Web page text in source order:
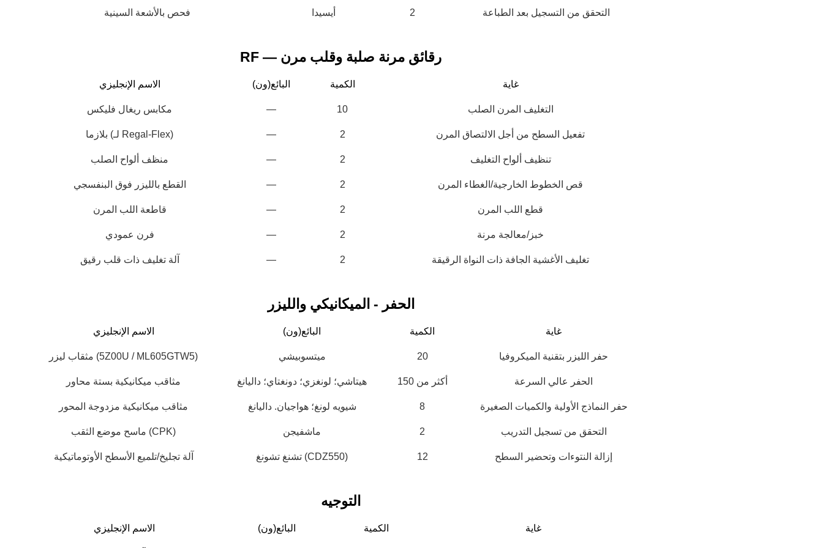
الإلكترونية.
تعريض الدائرة الكهربائية، تعريض الحبر، سرعة
في عملية إنتاج لوحات الدوائر المطبوعة (PCBs)، يعد
حفر الدوائر الإلكترونية المطبوعة - آلة الحفر
تستخدم معدات آلة الحفر الفراغي محاليل كيميائية لحفر
عملية السد - آلة سد الراتنج بالشفط
تعتبر عملية سد الراتنج الفراغي ضرورية في تصنيع
للوحات متعددة الطبقات، والوصلات البينية عالية الكثافة
خط تنظيف لوحات الدوائر المطبوعة ولوحات
نظام متكامل للكشف عن الانحناء والتشوه لتحسين
تحسين عمليات الطباعة والتجفيف بالحبر للوحات
تحسين جودة وكفاءة إنتاج لوحات الدوائر المطبوعة
مستودعات ذكية للوحات الدوائر المطبوعة
تحسين كفاءة إنتاج لوحات الدوائر المطبوعة ودقة
فحص بالأشعة السينية أيسيدا 2 التحقق من التسجيل بعد الطباعة
RF — رقائق مرنة صلبة وقلب مرن
الاسم الإنجليزي البائع(ون) الكمية غاية
مكابس ريغال فليكس — 10 التغليف المرن الصلب
بلازما (لـ Regal-Flex) — 2 تفعيل السطح من أجل الالتصاق المرن
منظف ​​ألواح الصلب — 2 تنظيف ألواح التغليف
القطع بالليزر فوق البنفسجي — 2 قص الخطوط الخارجية/الغطاء المرن
قاطعة اللب المرن — 2 قطع اللب المرن
فرن عمودي — 2 خبز/معالجة مرنة
آلة تغليف ذات قلب رقيق — 2 تغليف الأغشية الجافة ذات النواة الرقيقة
الحفر - الميكانيكي والليزر
الاسم الإنجليزي البائع(ون) الكمية غاية
مثقاب ليزر (5Z00U / ML605GTW5) ميتسوبيشي 20 حفر الليزر بتقنية الميكروفيا
مثاقب ميكانيكية بستة محاور هيتاشي؛ لونغزي؛ دونغتاي؛ داليانغ أكثر من 150 الحفر عالي السرعة
مثاقب ميكانيكية مزدوجة المحور شيويه لونغ؛ هواجيان. داليانغ 8 حفر النماذج الأولية والكميات الصغيرة
ماسح موضع الثقب (CPK) ماشفيجن 2 التحقق من تسجيل التدريب
آلة تجليخ/تلميع الأسطح الأوتوماتيكية تشنغ تشونغ (CDZ550) 12 إزالة النتوءات وتحضير السطح
التوجيه
الاسم الإنجليزي البائع(ون) الكمية غاية